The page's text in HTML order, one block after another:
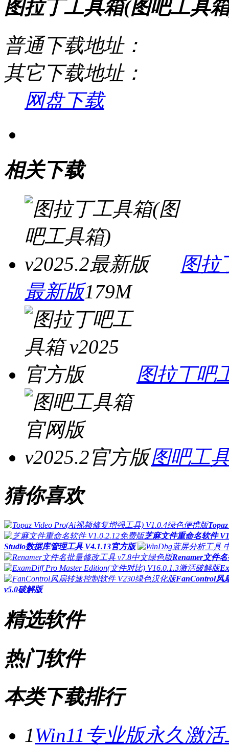
图拉丁工具箱(图吧工具
普通下载地址：
其它下载地址：
网盘下载
相关下载
图拉
最新版179M
图拉丁吧
图吧工
猜你喜欢
芝麻文件重命名软件
Studio数据库管理工具 V4.1.13官方版
Renamer文件
FanControl风
v5.0破解版
精选软件
热门软件
本类下载排行
1Win11专业版永久激